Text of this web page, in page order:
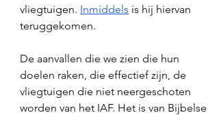
vliegtuigen. Inmiddels is hij hiervan
teruggekomen.
De aanvallen die we zien die hun
doelen raken, die effectief zijn, de
vliegtuigen die niet neergeschoten
worden van het IAF. Het is van Bijbelse